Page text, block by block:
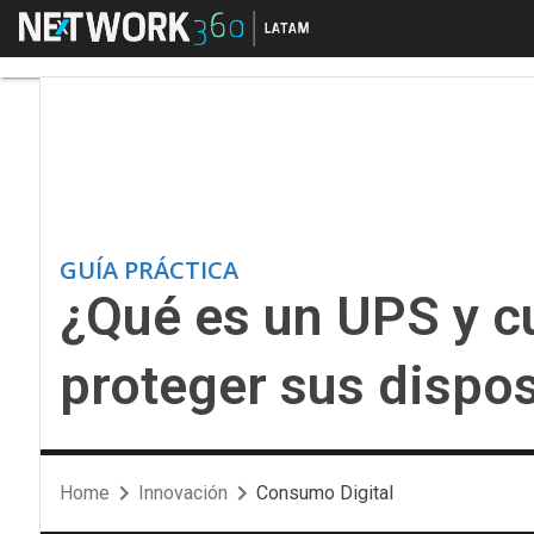
Menú
GUÍA PRÁCTICA
¿Qué es un UPS y
proteger sus
Home Innovación Consumo Digital